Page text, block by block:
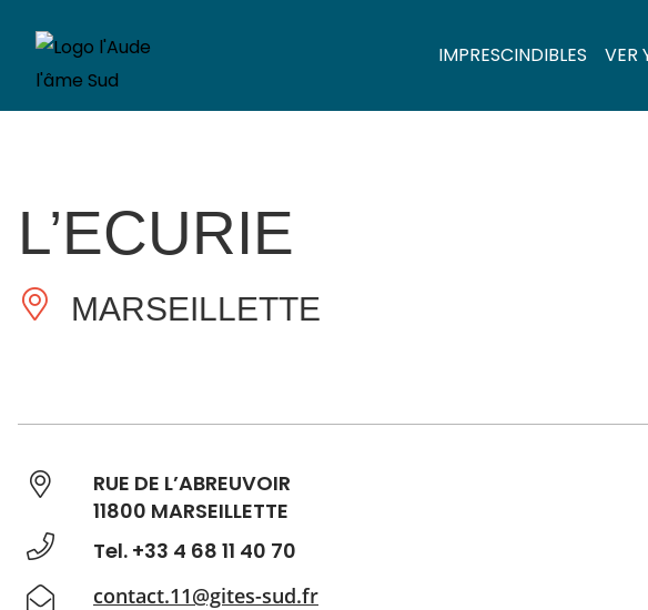
IMPRESCINDIBLES VER
L’ECURIE
MARSEILLETTE
RUE DE L’ABREUVOIR
11800 MARSEILLETTE
Tel. +33 4 68 11 40 70
contact.11@gites-sud.fr